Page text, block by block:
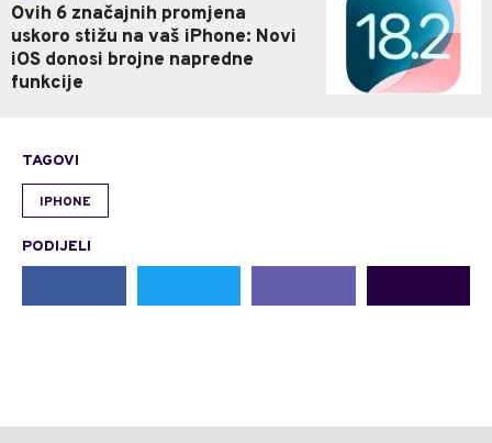
Ovih 6 značajnih promjena
uskoro stižu na vaš iPhone: Novi
iOS donosi brojne napredne
funkcije
TAGOVI
IPHONE
PODIJELI